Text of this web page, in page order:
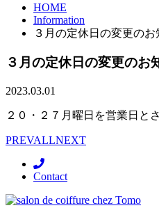
HOME
Information
３月の定休日の変更のお
３月の定休日の変更のお
2023.03.01
２０・２７月曜日を営業日と
PREVALLNEXT
Contact